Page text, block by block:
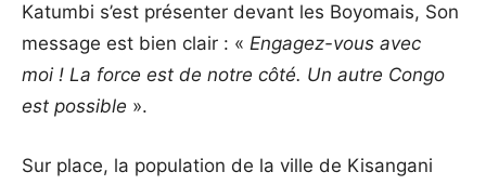
Katumbi s’est présenter devant les Boyomais, Son
message est bien clair : « Engagez-vous avec
moi ! La force est de notre côté. Un autre Congo
est possible ».
Sur place, la population de la ville de Kisangani